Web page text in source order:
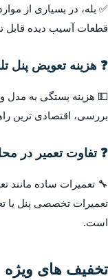
✅ بله، در بسیاری از
قطعات آسیب دیده قابل
❓ هزینه تعویض پنل
💵 هزینه بستگی به مدل
بررسی، اقتصادی ترین
❓ تفاوت تعمیر در
🔧 تعمیرات ساده مانند
تعمیرات تخصصی پنل یا
است.
تخفیف های ویژه